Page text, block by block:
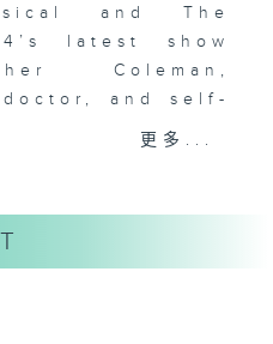
and The
latest show
Coleman,
doctor, and self-
Week, the
Quiz, and
you never
it is, it will
更多...